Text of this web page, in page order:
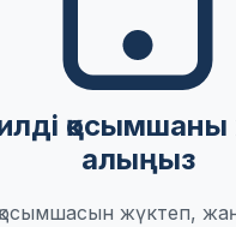
қосымшаны
алыңыз
жүктеп,